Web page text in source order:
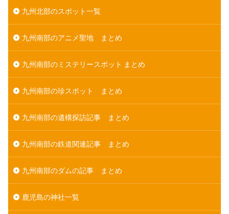
九州北部のスポット一覧
九州南部のアニメ聖地 まとめ
九州南部のミステリースポット まとめ
九州南部の珍スポット まとめ
九州南部の遺構探訪記事 まとめ
九州南部の鉄道関連記事 まとめ
九州南部のダムの記事 まとめ
鹿児島の神社一覧